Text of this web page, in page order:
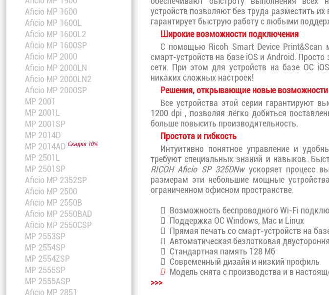
Aficio MP 1600
Aficio MP 1600L
Aficio MP 1600L2
Aficio MP 1600SP
Aficio MP 2000
Aficio MP 2000LN
Aficio MP 2000LN2
Aficio MP 2000SP
MP 2001
MP 2001L
MP 2001SP
MP 2014D
MP 2014AD Скидка 10%
MP 2501L
MP 2501SP
Aficio MP 2352SP
Aficio MP 2500
Aficio MP 2550B
Aficio MP 2550BAD
Aficio MP 2550CSP
MP 2553SP
MP 2554SP
MP 2554ZSP
MP 2555SP
MP 2555ASP
Aficio MP 2851
устройств позволяют без труда разместить
гарантирует быструю работу с любыми
Широкие возможности подключения
С помощью Ricoh Smart Device Print&Scan
смарт-устройств на базе iOS и Android.
сети. При этом для устройств на базе ОС
никаких сложных настроек!
Решения, открывающие новые возможности
Все устройства этой серии гарантируют
1200 dpi , позволяя лёгко добиться
больше повысить производительность.
Простота и гибкость
Интуитивно понятное управление и
требуют специальных знаний и навыков.
RICOH Aficio SP 325DNwускоряет процесс
размерам эти небольшие мощные
ограниченном офисном пространстве.
Возможность беспроводного Wi-Fi
Поддержка ОС Windows, Mac и Linux
Прямая печать со смарт-устройств на
Автоматическая безлотковая
Стандартная память 128 Мб
Современный дизайн и низкий профиль
Модель снята с производства и в
>>>